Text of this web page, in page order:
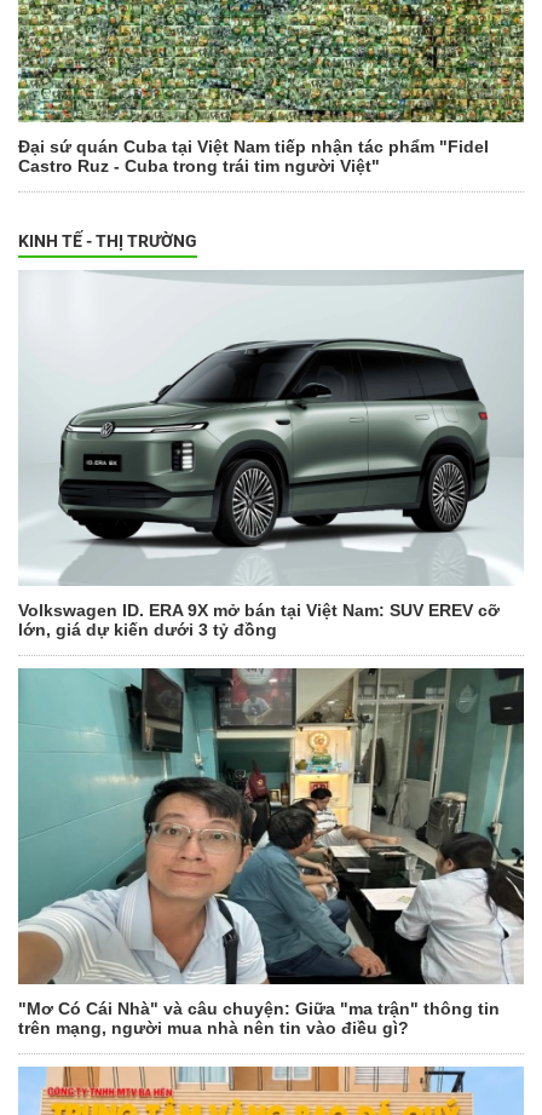
Đại sứ quán Cuba tại Việt Nam tiếp nhận tác phẩm "Fidel
Castro Ruz - Cuba trong trái tim người Việt"
KINH TẾ - THỊ TRƯỜNG
Volkswagen ID. ERA 9X mở bán tại Việt Nam: SUV EREV cỡ
lớn, giá dự kiến dưới 3 tỷ đồng
"Mơ Có Cái Nhà" và câu chuyện: Giữa "ma trận" thông tin
trên mạng, người mua nhà nên tin vào điều gì?